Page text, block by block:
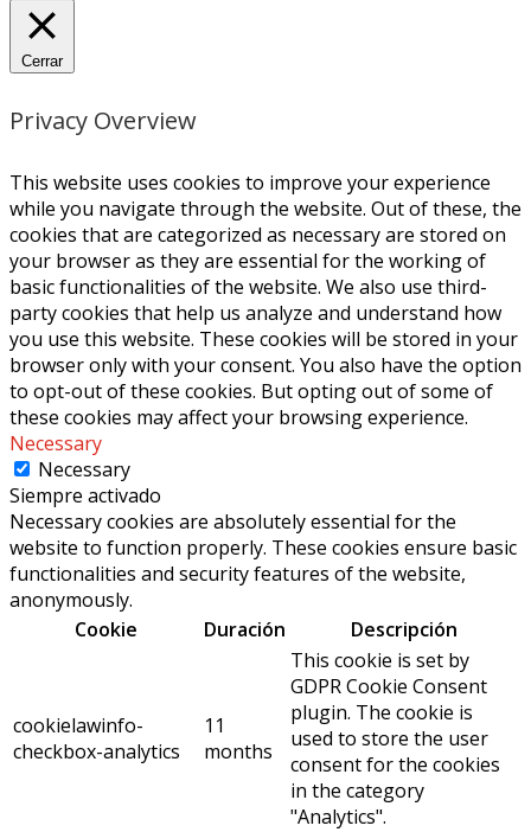
Cerrar
Privacy Overview
This website uses cookies to improve your experience
while you navigate through the website. Out of these, the
cookies that are categorized as necessary are stored on
your browser as they are essential for the working of
basic functionalities of the website. We also use third-
party cookies that help us analyze and understand how
you use this website. These cookies will be stored in your
browser only with your consent. You also have the option
to opt-out of these cookies. But opting out of some of
these cookies may affect your browsing experience.
Necessary
Necessary
Siempre activado
Necessary cookies are absolutely essential for the
website to function properly. These cookies ensure basic
functionalities and security features of the website,
anonymously.
Cookie
Duración Descripción
cookielawinfo-
checkbox-analytics
11
months
This cookie is set by
GDPR Cookie Consent
plugin. The cookie is
used to store the user
consent for the cookies
in the category
"Analytics".